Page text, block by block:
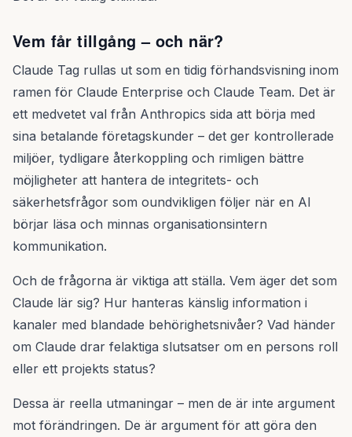
Vem får tillgång – och när?
Claude Tag rullas ut som en tidig förhandsvisning inom
ramen för Claude Enterprise och Claude Team. Det är
ett medvetet val från Anthropics sida att börja med
sina betalande företagskunder – det ger kontrollerade
miljöer, tydligare återkoppling och rimligen bättre
möjligheter att hantera de integritets- och
säkerhetsfrågor som oundvikligen följer när en AI
börjar läsa och minnas organisationsintern
kommunikation.
Och de frågorna är viktiga att ställa. Vem äger det som
Claude lär sig? Hur hanteras känslig information i
kanaler med blandade behörighetsnivåer? Vad händer
om Claude drar felaktiga slutsatser om en persons roll
eller ett projekts status?
Dessa är reella utmaningar – men de är inte argument
mot förändringen. De är argument för att göra den